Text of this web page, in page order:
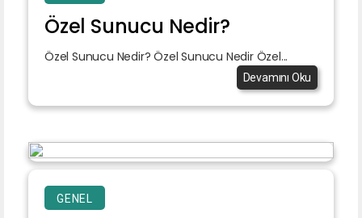
Özel Sunucu Nedir?
Özel Sunucu Nedir? Özel Sunucu Nedir Özel...
Devamını Oku
GENEL